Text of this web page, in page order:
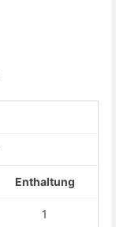
Enthaltung
1